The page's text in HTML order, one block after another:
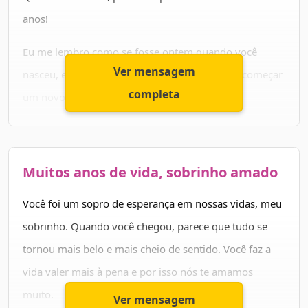
Parabéns pra você, sobrinho! Tenha um aniversário
maravilhoso e uma vida longa e cheia de felicidade.
anos!
Eu me lembro como se fosse ontem quando você
nasceu, e agora já está crescido e pronto para começar
um novo ano da sua de vida.
Desejo que este novo ciclo seja repleto de alegrias e
feliz. Espero que possamos passar muito tempo juntos
neste ano, e que possamos comemorar sua idade nova
de maneira ainda mais especial.
Te amo muito!
Ver mensagem
completa
Muitos anos de vida, sobrinho amado
Você foi um sopro de esperança em nossas vidas, meu
sobrinho. Quando você chegou, parece que tudo se
tornou mais belo e mais cheio de sentido. Você faz a
vida valer mais à pena e por isso nós te amamos
muito.
Ver mensagem